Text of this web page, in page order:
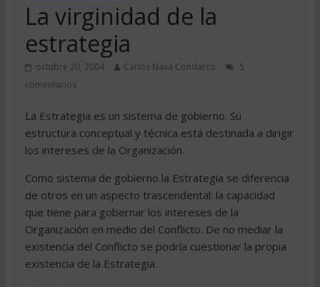
La virginidad de la
estrategia
octubre 20, 2004 Carlos Nava Condarco
5
comentarios
La Estrategia es un sistema de gobierno. Su
estructura conceptual y técnica está destinada a dirigir
los intereses de la Organización.
Como sistema de gobierno la Estrategia se diferencia
de otros en un aspecto trascendental: la capacidad
que tiene para gobernar los intereses de la
Organización en medio del Conflicto. De no mediar la
existencia del Conflicto se podría cuestionar la propia
existencia de la Estrategia.